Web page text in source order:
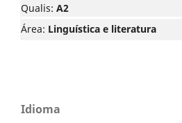
Qualis: A2
Área: Linguística e literatura
Idioma